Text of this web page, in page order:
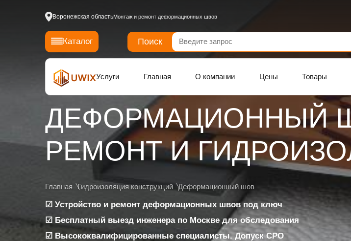
Воронежская областьМонтаж и ремонт деформационных швов
Каталог Поиск
Услуги Главная О компании Цены Товары
ДЕФОРМАЦИОННЫЙ
РЕМОНТ И
Главная Гидроизоляция конструкций Деформационный шов
☑ Устройство и ремонт деформационных швов под ключ
☑ Бесплатный выезд инженера по Москве для обследования
☑ Высококвалифицированные специалисты. Допуск СРО